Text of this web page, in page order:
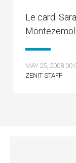
Le card.
MAY 25, 2008
ZENIT STAFF